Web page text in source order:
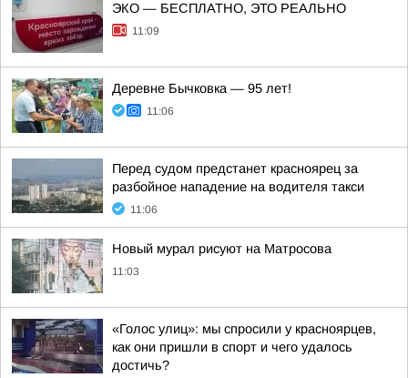
ЭКО — БЕСПЛАТНО, ЭТО РЕАЛЬНО
11:09
Деревне Бычковка — 95 лет!
11:06
Перед судом предстанет красноярец за
разбойное нападение на водителя такси
11:06
Новый мурал рисуют на Матросова
11:03
«Голос улиц»: мы спросили у красноярцев,
как они пришли в спорт и чего удалось
достичь?